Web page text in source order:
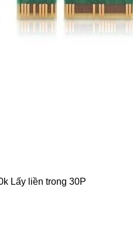
Lấy liền trong 30P